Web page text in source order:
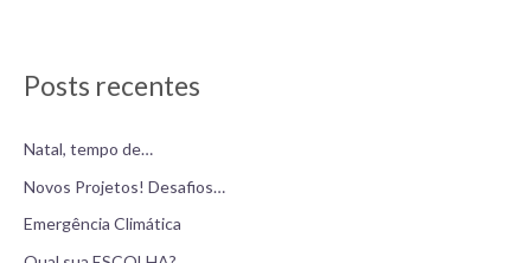
Posts recentes
Natal, tempo de…
Novos Projetos! Desafios…
Emergência Climática